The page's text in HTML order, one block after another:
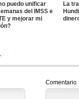
puedo unificar
del IMSS e
y mejorar mi
La
Comentario